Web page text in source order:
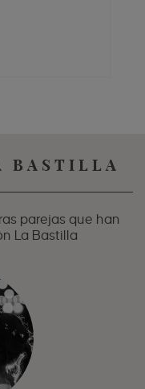
BASTILLA
parejas que han
La Bastilla